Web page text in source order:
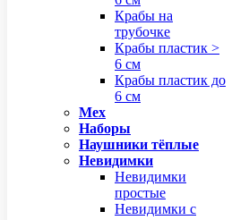
Крабы на
трубочке
Крабы пластик >
6 см
Крабы пластик до
6 см
Мех
Наборы
Наушники тёплые
Невидимки
Невидимки
простые
Невидимки с